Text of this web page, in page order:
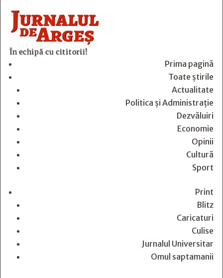
În echipă cu cititorii!
Prima pagină
Toate știrile
Actualitate
Politica și Administrație
Dezvăluiri
Economie
Opinii
Cultură
Sport
Print
Blitz
Caricaturi
Culise
Jurnalul Universitar
Omul saptamanii